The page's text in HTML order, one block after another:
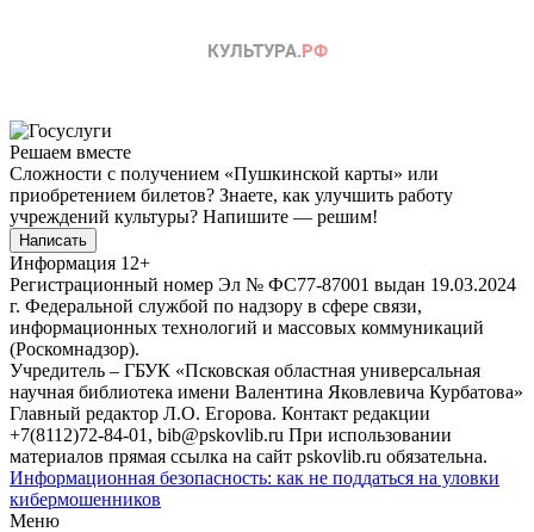
Решаем вместе
Сложности с получением «Пушкинской карты» или
приобретением билетов? Знаете, как улучшить работу
учреждений культуры? Напишите — решим!
Написать
Информация 12+
Регистрационный номер Эл № ФС77-87001 выдан 19.03.2024
г. Федеральной службой по надзору в сфере связи,
информационных технологий и массовых коммуникаций
(Роскомнадзор).
Учредитель – ГБУК «Псковская областная универсальная
научная библиотека имени Валентина Яковлевича Курбатова»
Главный редактор Л.О. Егорова. Контакт редакции
+7(8112)72-84-01, bib@pskovlib.ru При использовании
материалов прямая ссылка на сайт pskovlib.ru обязательна.
Информационная безопасность: как не поддаться на уловки
кибермошенников
Меню